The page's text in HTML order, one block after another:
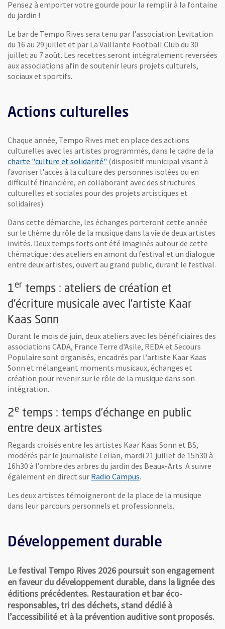
Pensez à emporter votre gourde pour la remplir à la fontaine
du jardin !
Le bar de Tempo Rives sera tenu par l’association Levitation
du 16 au 29 juillet et par La Vaillante Football Club du 30
juillet au 7 août. Les recettes seront intégralement reversées
aux associations afin de soutenir leurs projets culturels,
sociaux et sportifs.
Actions culturelles
Chaque année, Tempo Rives met en place des actions
culturelles avec les artistes programmés, dans le cadre de la
charte "culture et solidarité" (dispositif municipal visant à
favoriser l'accès à la culture des personnes isolées ou en
difficulté financière, en collaborant avec des structures
culturelles et sociales pour des projets artistiques et
solidaires).
Dans cette démarche, les échanges porteront cette année
sur le thème du rôle de la musique dans la vie de deux artistes
invités. Deux temps forts ont été imaginés autour de cette
thématique : des ateliers en amont du festival et un dialogue
entre deux artistes, ouvert au grand public, durant le festival.
1er temps : ateliers de création et
d’écriture musicale avec l’artiste Kaar
Kaas Sonn
Durant le mois de juin, deux ateliers avec les bénéficiaires des
associations CADA, France Terre d'Asile, REDA et Secours
Populaire sont organisés, encadrés par l'artiste Kaar Kaas
Sonn et mélangeant moments musicaux, échanges et
création pour revenir sur le rôle de la musique dans son
intégration.
2e temps : temps d’échange en public
entre deux artistes
Regards croisés entre les artistes Kaar Kaas Sonn et BS,
modérés par le journaliste Lelian, mardi 21 juillet de 15h30 à
16h30 à l’ombre des arbres du jardin des Beaux-Arts. A suivre
également en direct sur Radio Campus, Ouvre une nouvelle
.
Les deux artistes témoigneront de la place de la musique
dans leur parcours personnels et professionnels.
Développement durable
Le festival Tempo Rives 2026 poursuit son engagement
en faveur du développement durable, dans la lignée des
éditions précédentes. Restauration et bar éco-
responsables, tri des déchets, stand dédié à
l’accessibilité et à la prévention auditive sont proposés.